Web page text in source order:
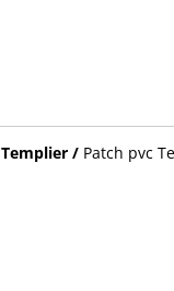
Templier / Patch pvc